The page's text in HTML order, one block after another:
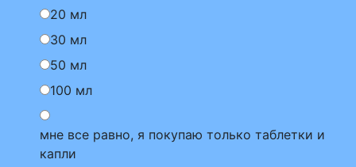
20 мл
30 мл
50 мл
100 мл
мне все равно, я покупаю только таблетки и
капли